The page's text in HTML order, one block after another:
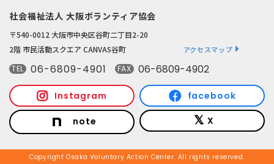
社会福祉法人 大阪ボランティア協会
〒540-0012 大阪市中央区谷町二丁目2-20
2階 市民活動スクエア CANVAS谷町
アクセスマップ
TEL 06-6809-4901 FAX 06-6809-4902
Instagram facebook
note X
Copyright Osaka Voluntary Action Center. All rights reserved.